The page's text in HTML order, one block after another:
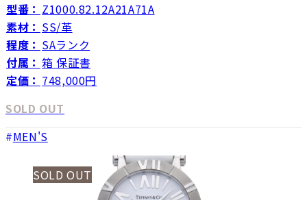
型番： Z1000.82.12A21A71A
素材： SS/革
程度： SAランク
付属： 箱 保証書
定価： 748,000円
SOLD OUT
MEN'S
SOLD OUT